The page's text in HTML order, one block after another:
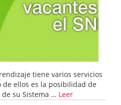
tiene varios servicios
de ellos es la posibilidad de
su Sistema … Leer